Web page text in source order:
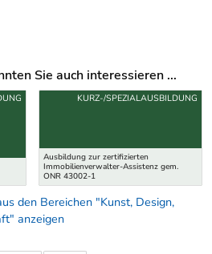
Sie auch interessieren ...
Ausbildung zur zertifizierten
Immobilienverwalter-Assistenz gem.
ONR 43002-1
KURZ-/SPEZIALAUSBILDUNG
den Bereichen "Kunst, Design,
anzeigen